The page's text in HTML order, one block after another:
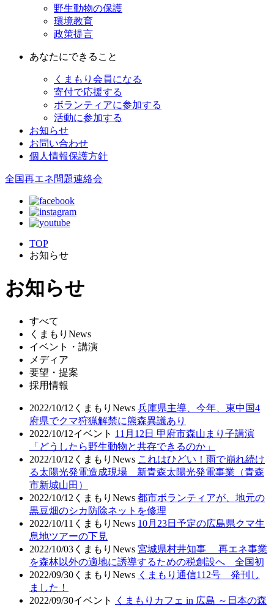
野生動物の保護
環境教育
政策提言
あなたにできること
くまもり会員になる
寄付で応援する
ボランティアに参加する
活動に参加する
お知らせ
お問い合わせ
個人情報保護方針
全国再エネ問題連絡会
TOP
お知らせ
お知らせ
すべて
くまもりNews
イベント・講演
メディア
要望・提案
採用情報
2022/10/12 くまもりNews 兵庫県主導、今年、東中国4
府県でクマ狩猟解禁に熊森異議あり
2022/10/12イベント 11月12日 甲府市森山まり子講演
「どうしたら野生動物と共存できるのか」
2022/10/12 くまもりNews これはひどい！雨で崩れ続け
る太陽光発電造成現場 新青森太陽光発電事業（青森
市新城山田）
2022/10/12 くまもりNews 都市ボランティアが、地元の
黒豆畑のシカ防除ネットを修理
2022/10/11 くまもりNews 10月23日予定の広島県クマ生
息地ツアーの下見
2022/10/03 くまもりNews 宮城県村井知事 再エネ事業
を森林以外の適地に誘導するための税創設へ 全国初
2022/09/30 くまもりNews くまもり通信112号 発刊し
ました！
2022/09/30イベント
くまもりカフェ in 広島 ～日本の森